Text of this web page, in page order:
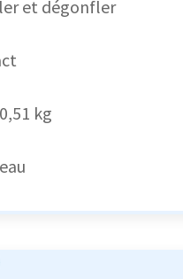
et dégonfler
kg